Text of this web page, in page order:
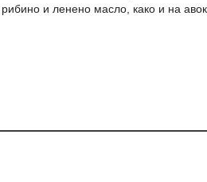
и ленено масло, како и на